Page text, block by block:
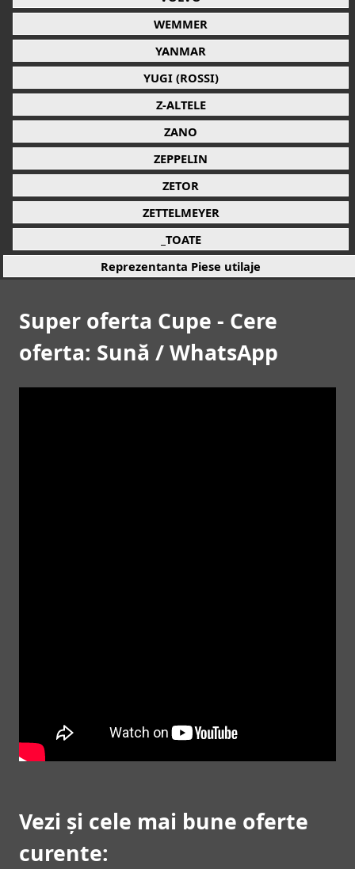
WEMMER
YANMAR
YUGI (ROSSI)
Z-ALTELE
ZANO
ZEPPELIN
ZETOR
ZETTELMEYER
_TOATE
Reprezentanta Piese utilaje
Super oferta Cupe - Cere
oferta: Sună / WhatsApp
Vezi și cele mai bune oferte
curente: